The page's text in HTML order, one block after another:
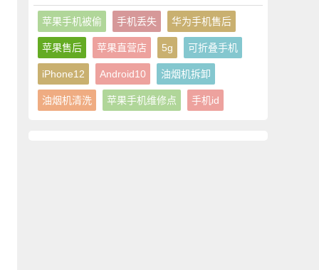
苹果手机被偷 手机丢失 华为手机售后
苹果售后 苹果直营店 5g 可折叠手机
iPhone12 Android10 油烟机拆卸
油烟机清洗 苹果手机维修点 手机id